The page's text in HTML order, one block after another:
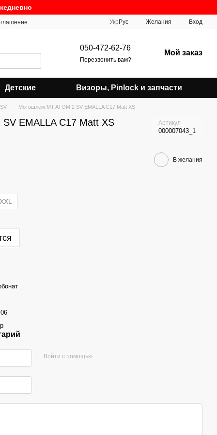
Укр Рус Желания Вход
050-472-62-76
Перезвонить вам?
Мой заказ
Детские Визоры, Pinlock и запчасти
Мотошлем MT ATOM 2 SV EMALLA C17 Matt XS
EMALLA C17 Matt XS Артикул
000007043_1
В желания
XXL
Войти с помощью